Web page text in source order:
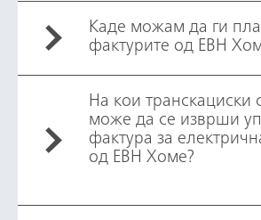
Каде можам да ги
фактурите од ЕВН
На кои транскациски
може да се изврши
фактура за
од ЕВН Хоме?